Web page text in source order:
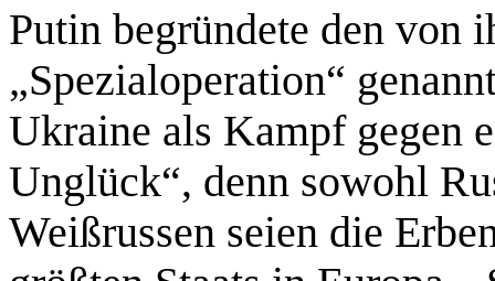
Putin begründete den von
„Spezialoperation“
Ukraine als Kampf gegen
Unglück“, denn sowohl
Weißrussen seien die